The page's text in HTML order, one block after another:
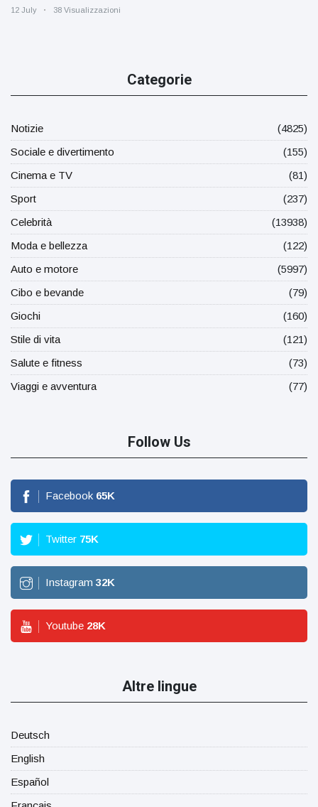
12 July 38 Visualizzazioni
Categorie
Notizie
(4825)
Sociale e divertimento
(155)
Cinema e TV
(81)
Sport
(237)
Celebrità
(13938)
Moda e bellezza
(122)
Auto e motore
(5997)
Cibo e bevande
(79)
Giochi
(160)
Stile di vita
(121)
Salute e fitness
(73)
Viaggi e avventura
(77)
Follow Us
Facebook 65K
Twitter 75K
Instagram 32K
Youtube 28K
Altre lingue
Deutsch
English
Español